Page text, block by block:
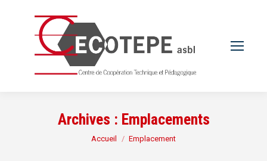
Archives : Emplacements
Vous êtes ici :
Accueil Emplacement